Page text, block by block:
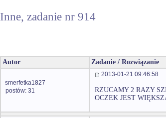
Inne, zadanie nr 914
Autor Zadanie / Rozwiązanie
smerfetka1827
postów: 31
2013-01-21 09:46:58
RZUCAMY 2 RAZY
OCZEK JEST